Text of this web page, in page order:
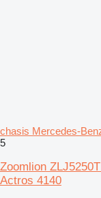
chasis Mercedes-
5
Zoomlion
Actros 4140